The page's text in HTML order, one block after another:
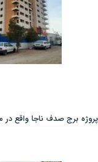
پروژه برج صدف ناجا واقع در